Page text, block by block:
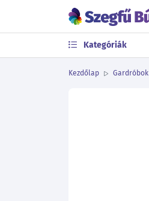
Kategóriák
Kezdőlap Gardróbok